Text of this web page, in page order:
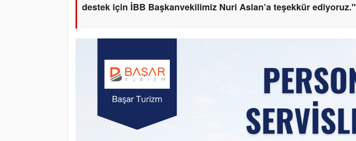
destek için İBB Başkanvekilimiz Nuri Aslan’a teşekkür ediyoruz."